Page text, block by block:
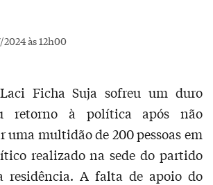
às 12h00
Ficha Suja sofreu um duro
retorno à política após não
uma multidão de 200 pessoas em
realizado na sede do partido
residência. A falta de apoio do